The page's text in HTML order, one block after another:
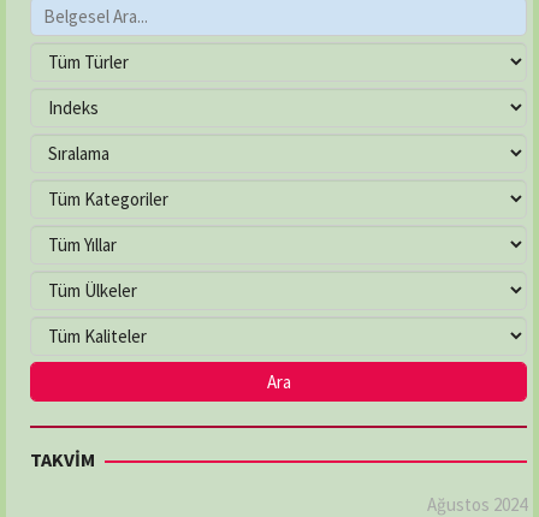
TAKVİM
Ağustos 2024